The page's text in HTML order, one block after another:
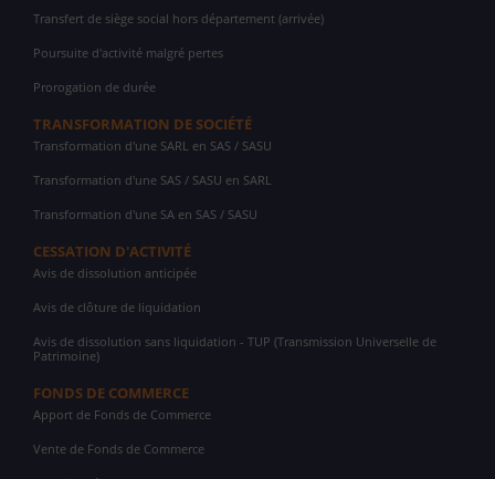
Transfert de siège social hors département (arrivée)
Poursuite d'activité malgré pertes
Prorogation de durée
TRANSFORMATION DE SOCIÉTÉ
Transformation d'une SARL en SAS / SASU
Transformation d'une SAS / SASU en SARL
Transformation d'une SA en SAS / SASU
CESSATION D'ACTIVITÉ
Avis de dissolution anticipée
Avis de clôture de liquidation
Avis de dissolution sans liquidation - TUP (Transmission Universelle de
Patrimoine)
FONDS DE COMMERCE
Apport de Fonds de Commerce
Vente de Fonds de Commerce